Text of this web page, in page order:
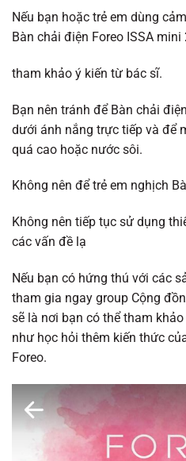
Nếu bạn hoặc trẻ em dùng
Bàn chải điện Foreo ISSA mini
tham khảo ý kiến từ ​​bác sĩ.
Bạn nên tránh để Bàn chải
dưới ánh nắng trực tiếp và để
quá cao hoặc nước sôi.
Không nên để trẻ em nghịch
Không nên tiếp tục sử dụng
các vấn đề lạ
Nếu bạn có hứng thú với các
tham gia ngay group Cộng
sẽ là nơi bạn có thể tham
như học hỏi thêm kiến thức
Foreo.